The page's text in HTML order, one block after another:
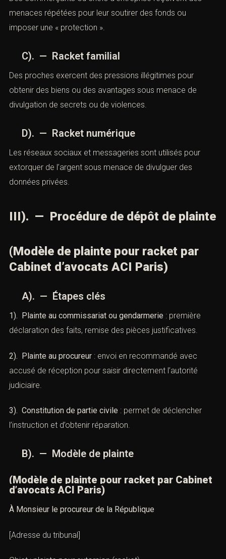
del’établissement.
Des commerçants ou chefs d’entreprise reçoivent des
menaces répétées pour leur soutirer des fonds ou
imposer une « protection ».
Des proches exercent des pressions illégitimes pour
obtenir des biens ou des avantages sous menace de
divulgation de secrets ou de violences.
Les réseaux sociaux et messageries sont utilisés pour
extorquer de l’argent sous menace de divulguer des
III). — Procédure de dépôt de
plainte
(Modèle de plainte pour racket par
A). — Étapes clés
1). Plainte au commissariat ou gendarmerie
déclaration des faits, remise des pièces justificatives.
2). Plainte au procureur : envoi en recommandé avec
judiciaire.
3). Constitution de partie civile: permet de déclencher
(Modèle de plainte pour racket par